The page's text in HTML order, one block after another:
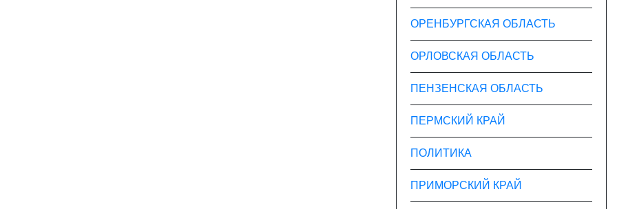
ОРЕНБУРГСКАЯ ОБЛАСТЬ
ОРЛОВСКАЯ ОБЛАСТЬ
ПЕНЗЕНСКАЯ ОБЛАСТЬ
ПЕРМСКИЙ КРАЙ
ПОЛИТИКА
ПРИМОРСКИЙ КРАЙ